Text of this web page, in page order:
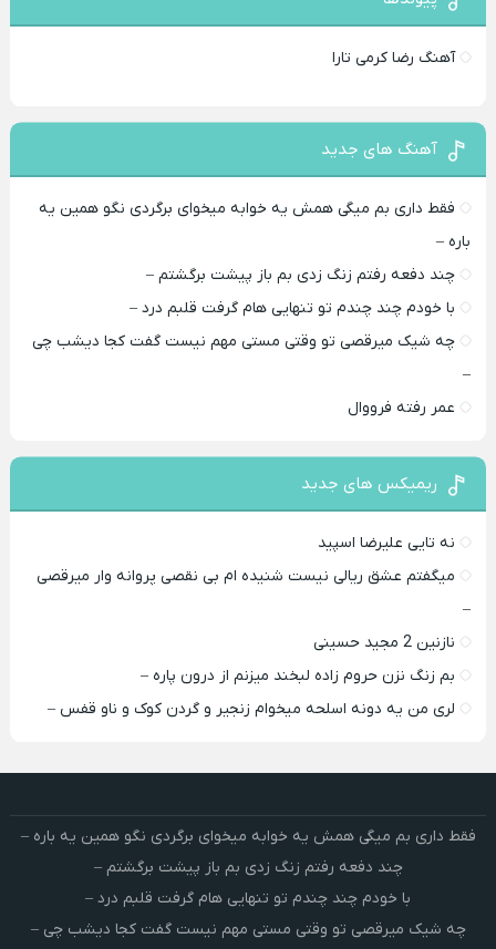
آهنگ رضا کرمی تارا
آهنگ های جدید
فقط داری بم میگی همش یه خوابه میخوای برگردی نگو همین یه
باره –
چند دفعه رفتم زنگ زدی بم باز پیشت برگشتم –
با خودم چند چندم تو تنهایی هام گرفت قلبم درد –
چه شیک میرقصی تو وقتی مستی مهم نیست گفت کجا دیشب چی
–
عمر رفته فرووال
ریمیکس های جدید
نه تایی علیرضا اسپید
میگفتم عشق ریالی نیست شنیده ام بی نقصی پروانه وار میرقصی
–
نازنین 2 مجید حسینی
بم زنگ نزن حروم زاده لبخند میزنم از درون پاره –
لری من یه دونه اسلحه میخوام زﻧﺠﻴﺮ و ﮔﺮدن ﻛﻮک و ﻧﺎو ﻗﻔﺲ –
فقط داری بم میگی همش یه خوابه میخوای برگردی نگو همین یه باره –
چند دفعه رفتم زنگ زدی بم باز پیشت برگشتم –
با خودم چند چندم تو تنهایی هام گرفت قلبم درد –
چه شیک میرقصی تو وقتی مستی مهم نیست گفت کجا دیشب چی –